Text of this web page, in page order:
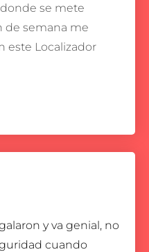
se mete
de semana me
este Localizador
y va genial, no
cuando